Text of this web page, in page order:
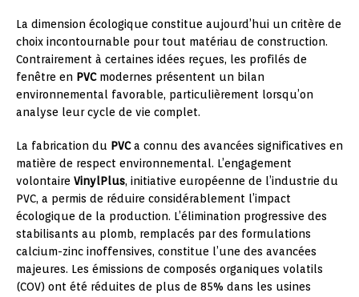
La dimension écologique constitue aujourd’hui un critère de
choix incontournable pour tout matériau de construction.
Contrairement à certaines idées reçues, les profilés de
fenêtre en PVCmodernes présentent un bilan
environnemental favorable, particulièrement lorsqu’on
analyse leur cycle de vie complet.
La fabrication du PVCa connu des avancées significatives en
matière de respect environnemental. L’engagement
volontaire VinylPlus, initiative européenne de l’industrie du
PVC, a permis de réduire considérablement l’impact
écologique de la production. L’élimination progressive des
stabilisants au plomb, remplacés par des formulations
calcium-zinc inoffensives, constitue l’une des avancées
majeures. Les émissions de composés organiques volatils
(COV) ont été réduites de plus de 85% dans les usines